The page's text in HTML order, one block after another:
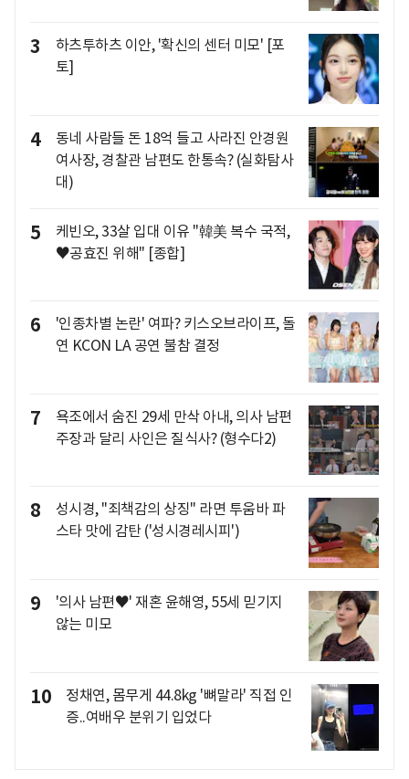
3
하츠투하츠 이안, '확신의 센터 미모' [포
토]
4
동네 사람들 돈 18억 들고 사라진 안경원
여사장, 경찰관 남편도 한통속? (실화탐사
대)
5
케빈오, 33살 입대 이유 "韓美 복수 국적,
♥공효진 위해" [종합]
6
'인종차별 논란' 여파? 키스오브라이프, 돌
연 KCON LA 공연 불참 결정
7
욕조에서 숨진 29세 만삭 아내, 의사 남편
주장과 달리 사인은 질식사? (형수다2)
8
성시경, "죄책감의 상징" 라면 투움바 파
스타 맛에 감탄 ('성시경레시피')
9
'의사 남편♥' 재혼 윤해영, 55세 믿기지
않는 미모
10
정채연, 몸무게 44.8kg '뼈말라' 직접 인
증..여배우 분위기 입었다